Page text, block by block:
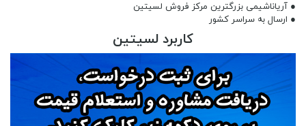
● آریاناشیمی بزرگترین مرکز فروش لسیتین
● ارسال به سراسر کشور
کاربرد لسیتین